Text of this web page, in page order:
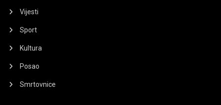
Vijesti
Sport
Kultura
Posao
Smrtovnice